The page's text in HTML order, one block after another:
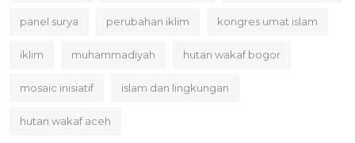
panel surya perubahan iklim kongres umat islam
iklim muhammadiyah hutan wakaf bogor
mosaic inisiatif islam dan lingkungan
hutan wakaf aceh